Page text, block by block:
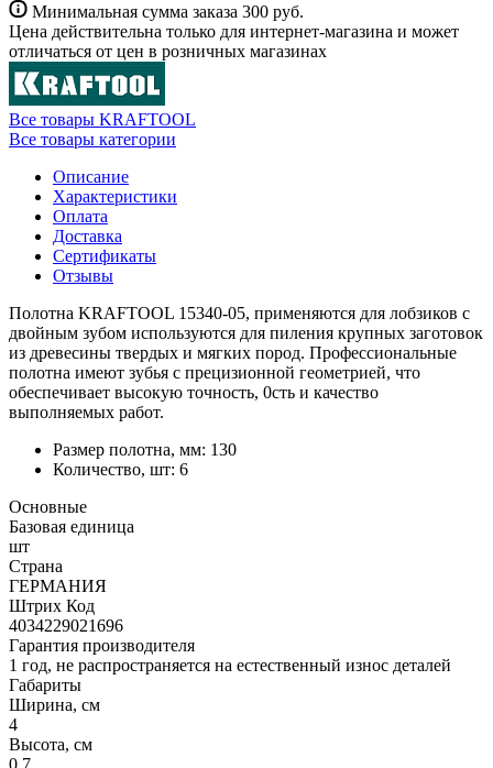
Минимальная сумма заказа 300 руб.
Цена действительна только для интернет-магазина и может
отличаться от цен в розничных магазинах
Все товары KRAFTOOL
Все товары категории
Описание
Характеристики
Оплата
Доставка
Сертификаты
Отзывы
Полотна KRAFTOOL 15340-05, применяются для лобзиков с
двойным зубом используются для пиления крупных заготовок
из древесины твердых и мягких пород. Профессиональные
полотна имеют зубья с прецизионной геометрией, что
обеспечивает высокую точность, 0сть и качество
выполняемых работ.
Размер полотна, мм: 130
Количество, шт: 6
Основные
Базовая единица
шт
Страна
ГЕРМАНИЯ
Штрих Код
4034229021696
Гарантия производителя
1 год, не распространяется на естественный износ деталей
Габариты
Ширина, см
4
Высота, см
0.7